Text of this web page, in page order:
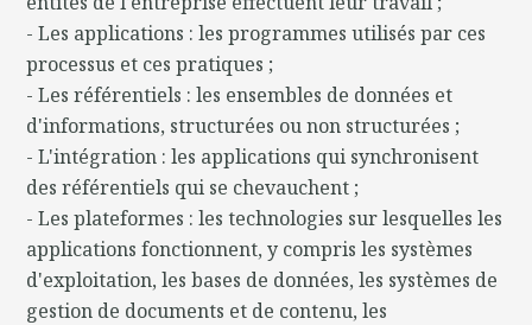
- Les applications : les programmes utilisés par ces
processus et ces pratiques ;
- Les référentiels : les ensembles de données et
d'informations, structurées ou non structurées ;
- L'intégration : les applications qui synchronisent
des référentiels qui se chevauchent ;
- Les plateformes : les technologies sur lesquelles les
applications fonctionnent, y compris les systèmes
d'exploitation, les bases de données, les systèmes de
gestion de documents et de contenu, les